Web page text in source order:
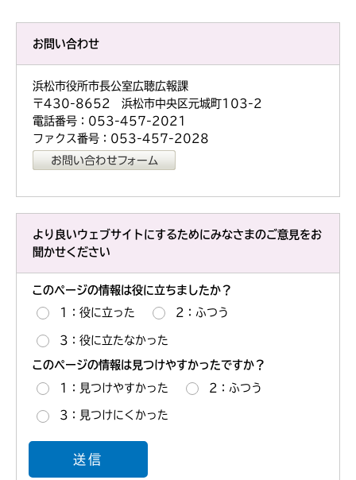
お問い合わせ
浜松市役所市長公室広聴広報課
〒430-8652 浜松市中央区元城町103-2
電話番号：053-457-2021
ファクス番号：053-457-2028
より良いウェブサイトにするためにみなさまのご意見をお
聞かせください
このページの情報は役に立ちましたか？
1：役に立った 2：ふつう
3：役に立たなかった
このページの情報は見つけやすかったですか？
1：見つけやすかった 2：ふつう
3：見つけにくかった